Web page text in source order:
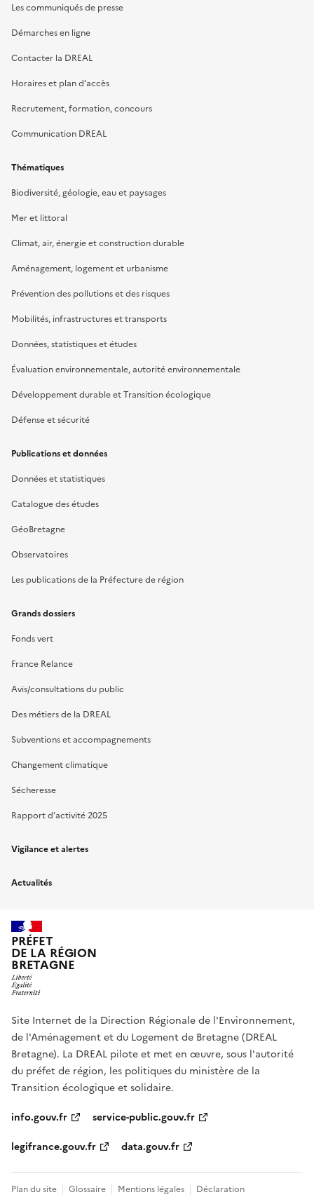
Les communiqués de presse
Démarches en ligne
Contacter la DREAL
Horaires et plan d’accès
Recrutement, formation, concours
Communication DREAL
Thématiques
Biodiversité, géologie, eau et paysages
Mer et littoral
Climat, air, énergie et construction durable
Aménagement, logement et urbanisme
Prévention des pollutions et des risques
Mobilités, infrastructures et transports
Données, statistiques et études
Évaluation environnementale, autorité environnementale
Développement durable et Transition écologique
Défense et sécurité
Publications et données
Données et statistiques
Catalogue des études
GéoBretagne
Observatoires
Les publications de la Préfecture de région
Grands dossiers
Fonds vert
France Relance
Avis/consultations du public
Des métiers de la DREAL
Subventions et accompagnements
Changement climatique
Sécheresse
Rapport d’activité 2025
Vigilance et alertes
Actualités
PRÉFET
DE LA RÉGION
BRETAGNE
Site Internet de la Direction Régionale de l'Environnement,
de l'Aménagement et du Logement de Bretagne (DREAL
Bretagne). La DREAL pilote et met en œuvre, sous l'autorité
du préfet de région, les politiques du ministère de la
Transition écologique et solidaire.
info.gouv.fr
service-public.gouv.fr
legifrance.gouv.fr
data.gouv.fr
Plan du site Glossaire Mentions légales Déclaration